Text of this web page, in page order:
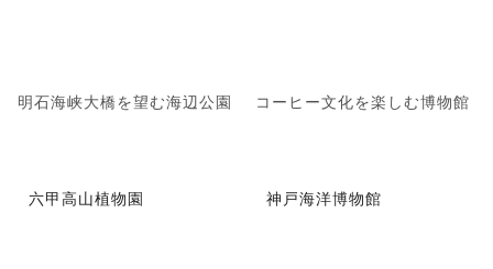
明石海峡大橋を望む海辺公園 コーヒー文化を楽しむ博物館
六甲高山植物園 神戸海洋博物館